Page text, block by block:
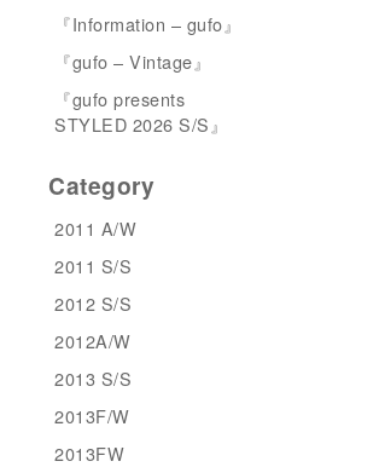
『Information – gufo』
『gufo – Vintage』
『gufo presents
STYLED 2026 S/S』
Category
2011 A/W
2011 S/S
2012 S/S
2012A/W
2013 S/S
2013F/W
2013FW